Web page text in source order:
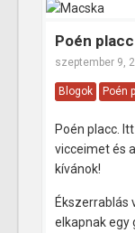
Poén placc
szeptember 9,
Blogok Poén
Poén placc.
vicceimet és
kívánok!
Ékszerrablás
elkapnak egy